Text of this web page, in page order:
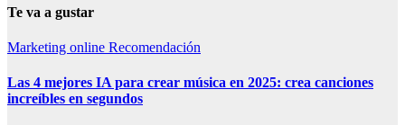
Te va a gustar
Marketing online Recomendación
Las 4 mejores IA para crear música en 2025: crea canciones
increíbles en segundos